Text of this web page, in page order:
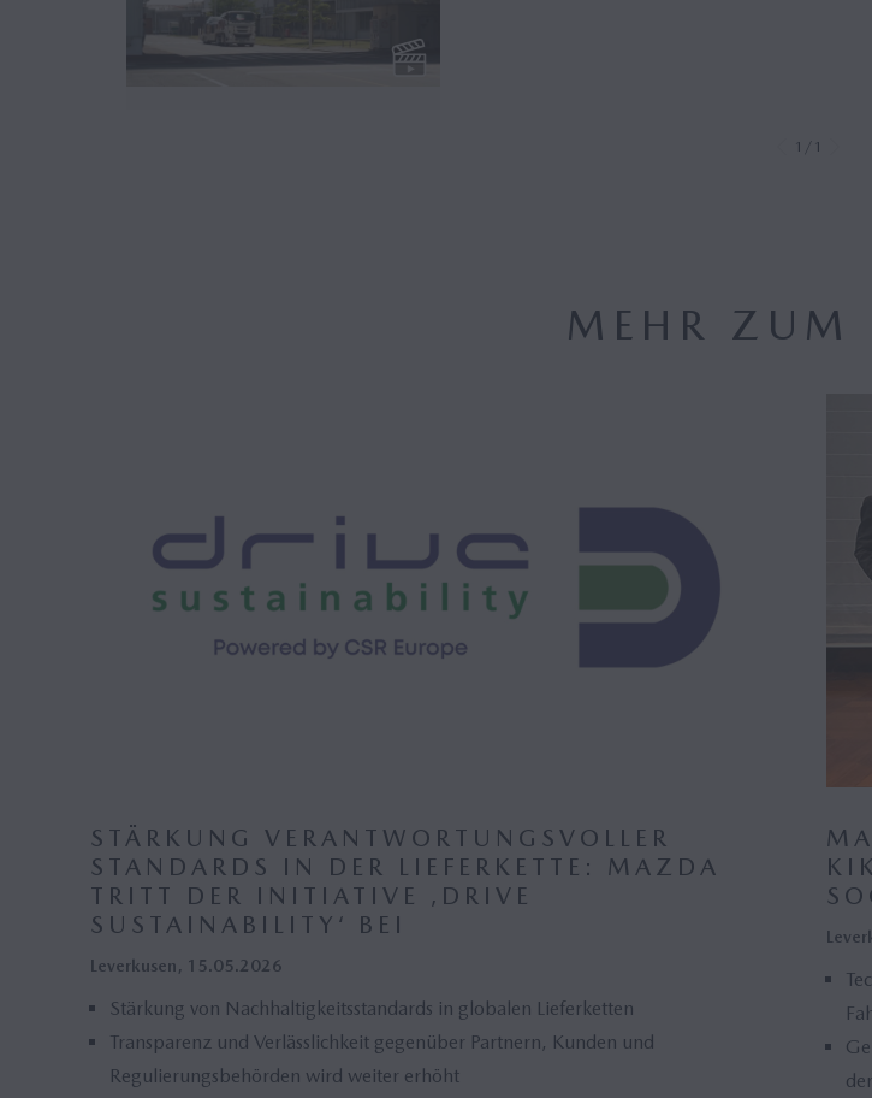
1/1
MEHR ZUM
STÄRKUNG VERANTWORTUNGSVOLLER
STANDARDS IN DER LIEFERKETTE: MAZDA
TRITT DER INITIATIVE ‚DRIVE
SUSTAINABILITY‘ BEI
Leverkusen, 15.05.2026
Stärkung von Nachhaltigkeitsstandards in globalen Lieferketten
Transparenz und Verlässlichkeit gegenüber Partnern, Kunden und
Regulierungsbehörden wird weiter erhöht